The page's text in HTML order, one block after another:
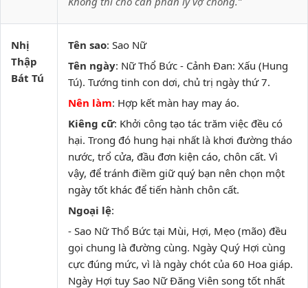
Nhị
Thập
Bát Tú
Tên sao: Sao Nữ
Tên ngày: Nữ Thổ Bức - Cảnh Đan: Xấu (Hung
Tú). Tướng tinh con dơi, chủ trị ngày thứ 7.
Nên làm: Hợp kết màn hay may áo.
Kiêng cữ: Khởi công tạo tác trăm việc đều có
hại. Trong đó hung hại nhất là khơi đường tháo
nước, trổ cửa, đầu đơn kiện cáo, chôn cất. Vì
vậy, để tránh điềm giữ quý bạn nên chọn một
ngày tốt khác để tiến hành chôn cất.
Ngoại lệ:
- Sao Nữ Thổ Bức tại Mùi, Hợi, Mẹo (mão) đều
gọi chung là đường cùng. Ngày Quý Hợi cùng
cực đúng mức, vì là ngày chót của 60 Hoa giáp.
Ngày Hợi tuy Sao Nữ Đăng Viên song tốt nhất